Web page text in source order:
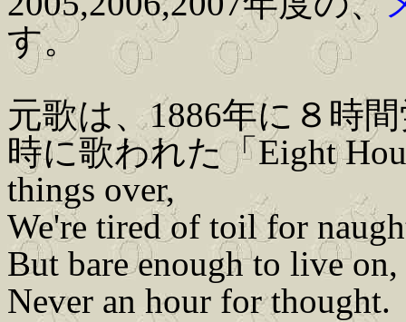
す。
元歌は、1886年に８時
時に歌われた「Eight
things over,
We're tired of toil for
But bare enough to live on,
Never an hour for thought.